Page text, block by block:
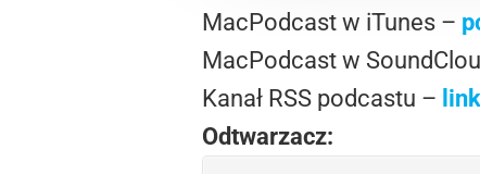
MacPodcast w iTunes –
MacPodcast w
Kanał RSS podcastu – link
Odtwarzacz: